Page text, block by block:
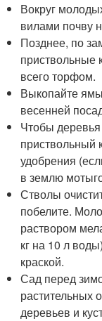
Вокруг
вилами почву
Позднее, по
приствольные
всего торфом.
Выкопайте
весенней
Чтобы
приствольный
удобрения
в землю
Стволы
побелите.
раствором
кг на 10 л
краской.
Сад перед
растительных
деревьев и